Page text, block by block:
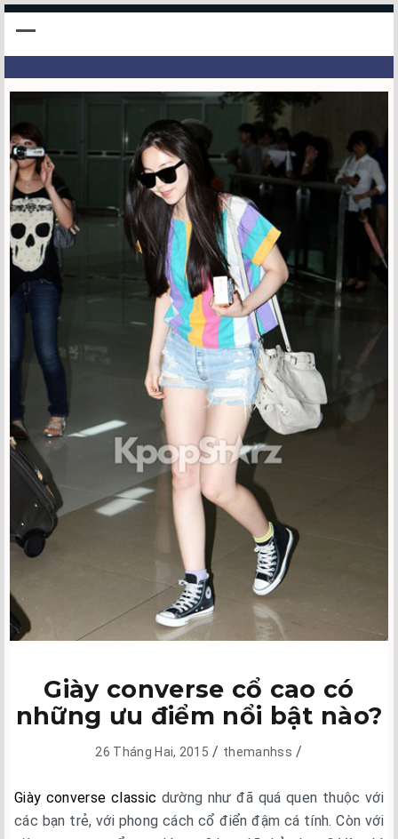
Giày converse cổ cao có
những ưu điểm nổi bật nào?
26 Tháng Hai, 2015 / themanhss /
Giày converse classic dường như đã quá quen thuộc với
các bạn trẻ, với phong cách cổ điển đậm cá tính. Còn với